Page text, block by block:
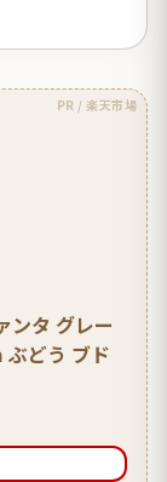
PR / 楽天市場
ンタ グレー
どう ブド